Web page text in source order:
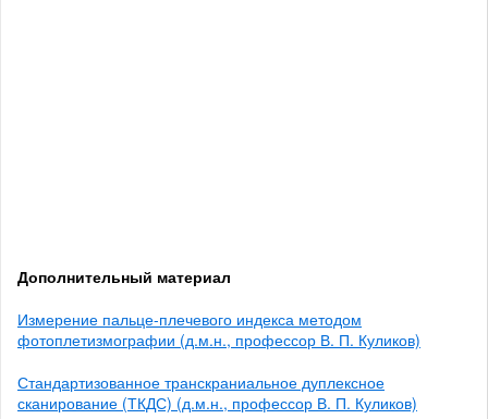
Дополнительный материал
Измерение пальце-плечевого индекса методом
фотоплетизмографии (д.м.н., профессор В. П. Куликов)
Стандартизованное транскраниальное дуплексное
сканирование (ТКДС) (д.м.н., профессор В. П. Куликов)